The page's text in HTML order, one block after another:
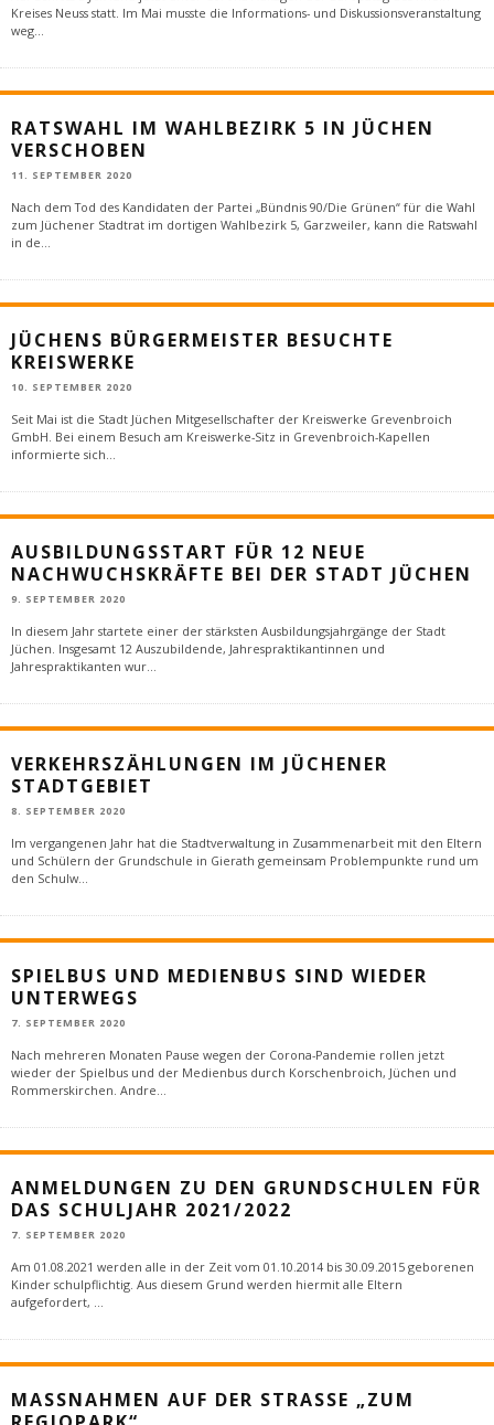
Kreises Neuss statt. Im Mai musste die Informations- und Diskussionsveranstaltung
weg
RATSWAHL IM WAHLBEZIRK 5 IN JÜCHEN
VERSCHOBEN
11. SEPTEMBER 2020
Nach dem Tod des Kandidaten der Partei „Bündnis 90/Die Grünen“ für die Wahl
zum Jüchener Stadtrat im dortigen Wahlbezirk 5, Garzweiler, kann die Ratswahl
in de
JÜCHENS BÜRGERMEISTER BESUCHTE
KREISWERKE
10. SEPTEMBER 2020
Seit Mai ist die Stadt Jüchen Mitgesellschafter der Kreiswerke Grevenbroich
GmbH. Bei einem Besuch am Kreiswerke-Sitz in Grevenbroich-Kapellen
informierte sich...
AUSBILDUNGSSTART FÜR 12 NEUE
NACHWUCHSKRÄFTE BEI DER STADT JÜCHEN
9. SEPTEMBER 2020
In diesem Jahr startete einer der stärksten Ausbildungsjahrgänge der Stadt
Jüchen. Insgesamt 12 Auszubildende, Jahrespraktikantinnen und
Jahrespraktikanten wur...
VERKEHRSZÄHLUNGEN IM JÜCHENER
STADTGEBIET
8. SEPTEMBER 2020
Im vergangenen Jahr hat die Stadtverwaltung in Zusammenarbeit mit den Eltern
und Schülern der Grundschule in Gierath gemeinsam Problempunkte rund um
den Schulw...
SPIELBUS UND MEDIENBUS SIND WIEDER
UNTERWEGS
7. SEPTEMBER 2020
Nach mehreren Monaten Pause wegen der Corona-Pandemie rollen jetzt
wieder der Spielbus und der Medienbus durch Korschenbroich, Jüchen und
Rommerskirchen. Andre...
ANMELDUNGEN ZU DEN GRUNDSCHULEN FÜR
DAS SCHULJAHR 2021/2022
7. SEPTEMBER 2020
Am 01.08.2021 werden alle in der Zeit vom 01.10.2014 bis 30.09.2015 geborenen
Kinder schulpflichtig. Aus diesem Grund werden hiermit alle Eltern
aufgefordert, ...
MASSNAHMEN AUF DER STRASSE „ZUM RE